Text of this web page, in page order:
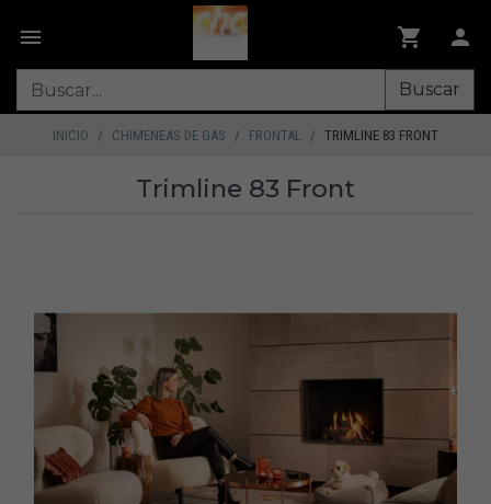
Buscar
INICIO CHIMENEAS DE GAS FRONTAL TRIMLINE 83 FRONT
Trimline 83 Front